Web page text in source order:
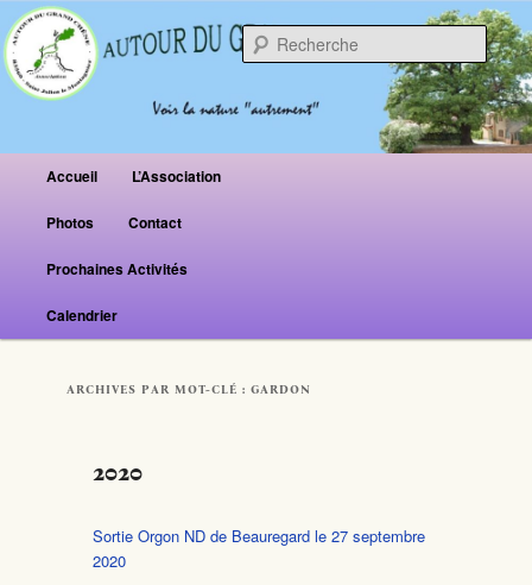
Menu principal
Aller au contenu principal
Aller au contenu secondaire
Accueil L’Association
Photos Contact
Prochaines Activités
Calendrier
ARCHIVES PAR MOT-CLÉ :GARDON
2020
Sortie Orgon ND de Beauregard le 27 septembre
2020